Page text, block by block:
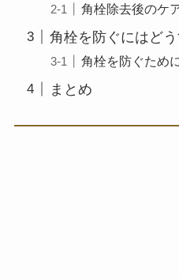
角栓除去後のケ
角栓を防ぐにはど
角栓を防ぐため
まとめ